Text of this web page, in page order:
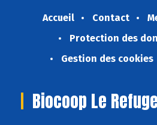
Accueil Contact
Protection des
Gestion des cookies
Biocoop Le